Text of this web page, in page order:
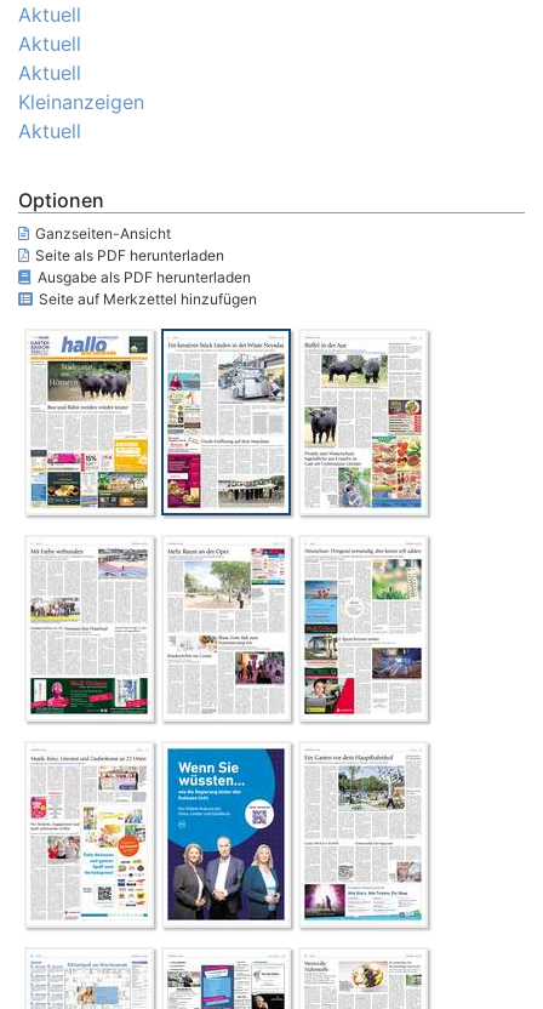
Aktuell
Aktuell
Aktuell
Kleinanzeigen
Aktuell
Optionen
Ganzseiten-Ansicht
Seite als PDF herunterladen
Ausgabe als PDF herunterladen
Seite auf Merkzettel hinzufügen